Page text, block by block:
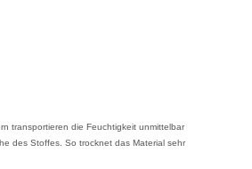
transportieren die Feuchtigkeit unmittelbar
des Stoffes. So trocknet das Material sehr